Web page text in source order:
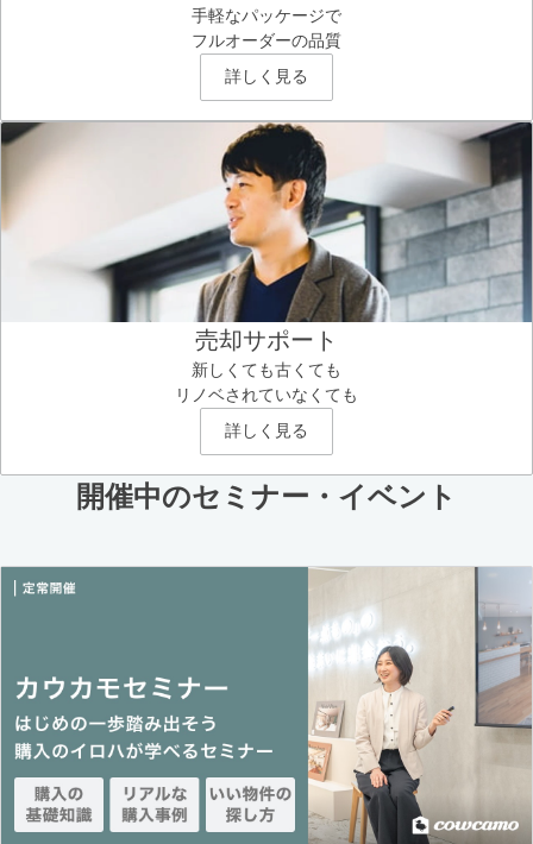
手軽なパッケージで
フルオーダーの品質
詳しく見る
売却サポート
新しくても古くても
リノベされていなくても
詳しく見る
開催中のセミナー・イベント